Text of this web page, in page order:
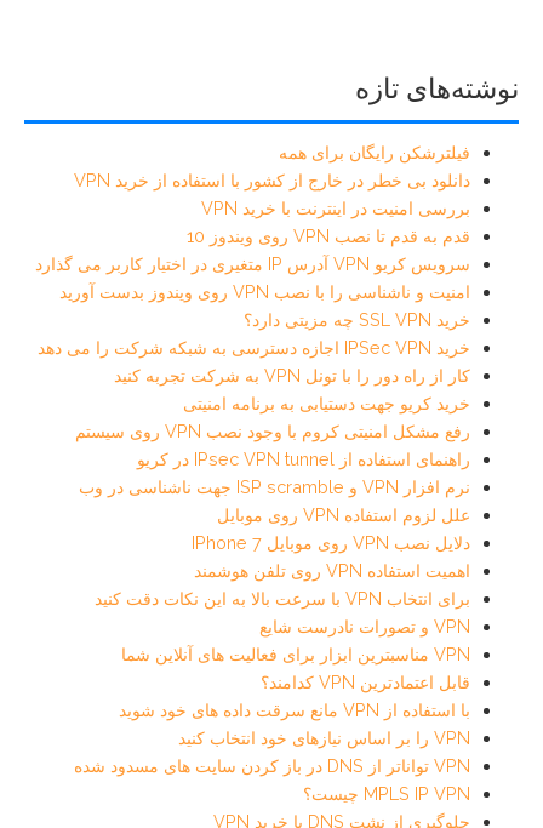
نوشته‌های تازه
فیلترشکن رایگان برای همه
دانلود بی خطر در خارج از کشور با استفاده از خرید VPN
بررسی امنیت در اینترنت با خرید VPN
قدم به قدم تا نصب VPN روی ویندوز 10
سرویس کریو VPN آدرس IP متغیری در اختیار کاربر می گذارد
امنیت و ناشناسی را با نصب VPN روی ویندوز بدست آورید
خرید SSL VPN چه مزیتی دارد؟
خرید IPSec VPN اجازه دسترسی به شبکه شرکت را می دهد
کار از راه دور را با تونل VPN به شرکت تجربه کنید
خرید کریو جهت دستیابی به برنامه امنیتی
رفع مشکل امنیتی کروم با وجود نصب VPN روی سیستم
راهنمای استفاده از IPsec VPN tunnel در کریو
نرم افزار VPN و ISP scramble جهت ناشناسی در وب
علل لزوم استفاده VPN روی موبایل
دلایل نصب VPN روی موبایل IPhone 7
اهمیت استفاده VPN روی تلفن هوشمند
برای انتخاب VPN با سرعت بالا به این نکات دقت کنید
VPN و تصورات نادرست شایع
VPN مناسبترین ابزار برای فعالیت های آنلاین شما
قابل اعتمادترین VPN کدامند؟
با استفاده از VPN مانع سرقت داده های خود شوید
VPN را بر اساس نیازهای خود انتخاب کنید
VPN تواناتر از DNS در باز کردن سایت های مسدود شده
MPLS IP VPN چیست؟
جلوگیری از نشت DNS با خرید VPN